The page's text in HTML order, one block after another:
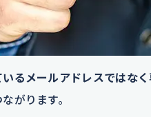
いるメールアドレスではな
がります。